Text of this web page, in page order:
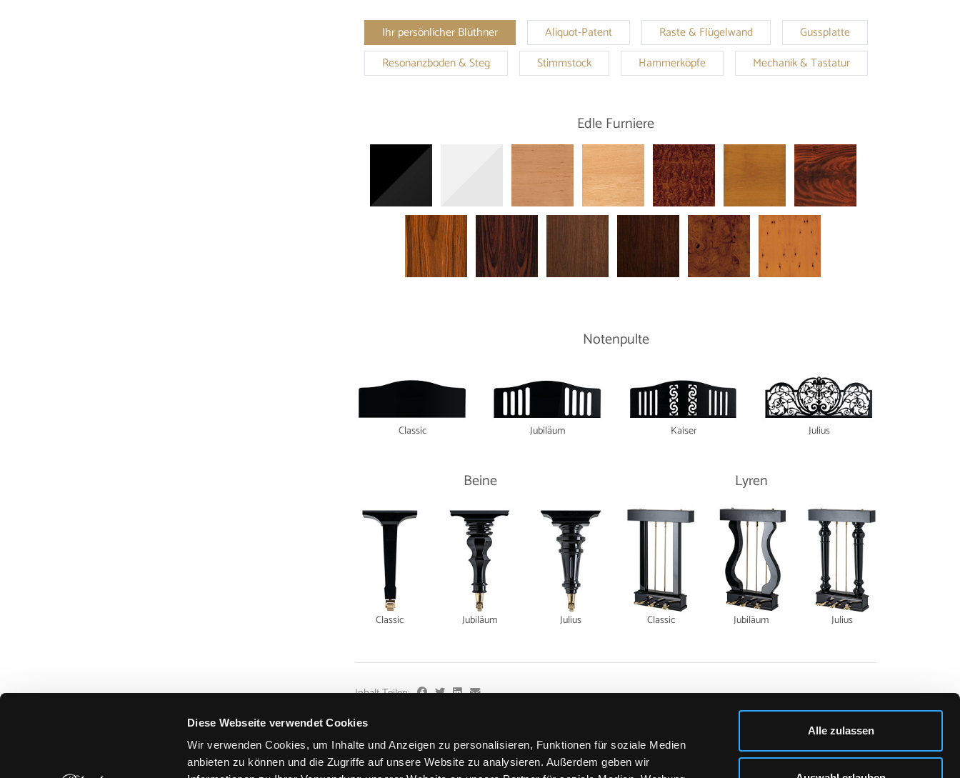
Diese Webseite verwendet Cookies
Wir verwenden Cookies, um Inhalte und Anzeigen zu personalisieren, Funktionen für soziale Medien
anbieten zu können und die Zugriffe auf unsere Website zu analysieren. Außerdem geben wir
Alle zulassen
Ihr persönlicher Blüthner Aliquot-Patent Raste & Flügelwand
Gussplatte
Resonanzboden & Steg
Stimmstock Hammerköpfe Mechanik & Tastatur
Edle Furniere
Notenpulte
Classic Jubiläum Kaiser Julius
Beine
Classic Jubiläum Julius
Lyren
Classic Jubiläum Julius
Inhalt Teilen: